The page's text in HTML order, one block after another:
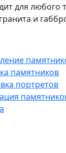
для любого
и
памятников
портретов